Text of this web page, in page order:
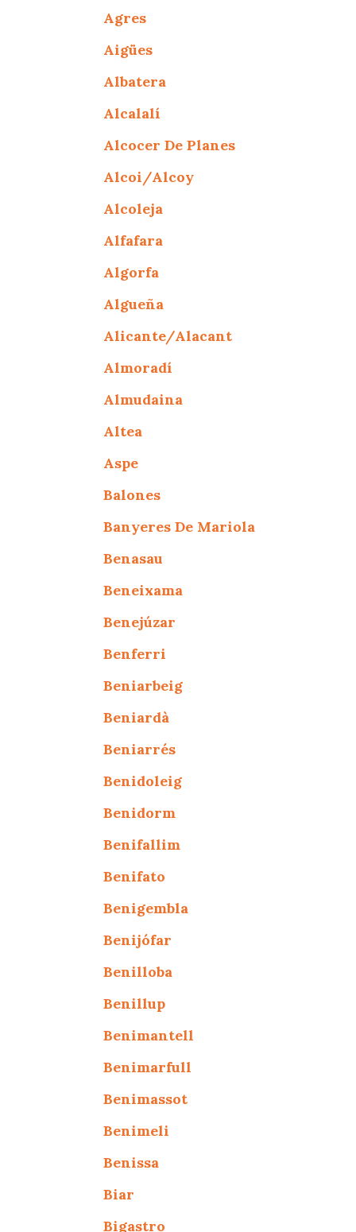
Agres
Aigües
Albatera
Alcalalí
Alcocer De Planes
Alcoi/Alcoy
Alcoleja
Alfafara
Algorfa
Algueña
Alicante/Alacant
Almoradí
Almudaina
Altea
Aspe
Balones
Banyeres De Mariola
Benasau
Beneixama
Benejúzar
Benferri
Beniarbeig
Beniardà
Beniarrés
Benidoleig
Benidorm
Benifallim
Benifato
Benigembla
Benijófar
Benilloba
Benillup
Benimantell
Benimarfull
Benimassot
Benimeli
Benissa
Biar
Bigastro